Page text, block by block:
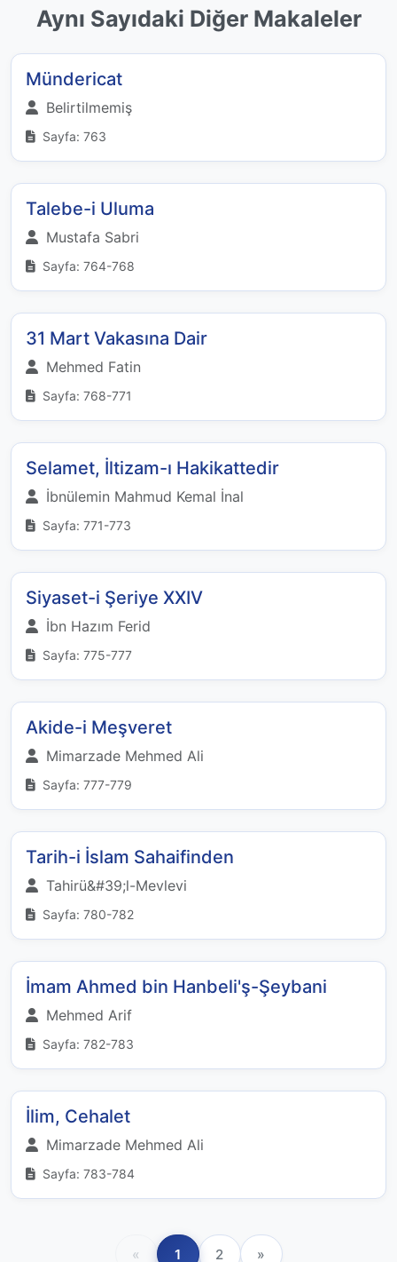
Aynı Sayıdaki Diğer Makaleler
Mündericat
Belirtilmemiş
Sayfa: 763
Talebe-i Uluma
Mustafa Sabri
Sayfa: 764-768
31 Mart Vakasına Dair
Mehmed Fatin
Sayfa: 768-771
Selamet, İltizam-ı Hakikattedir
İbnülemin Mahmud Kemal İnal
Sayfa: 771-773
Siyaset-i Şeriye XXIV
İbn Hazım Ferid
Sayfa: 775-777
Akide-i Meşveret
Mimarzade Mehmed Ali
Sayfa: 777-779
Tarih-i İslam Sahaifinden
Tahirü&#39;l-Mevlevi
Sayfa: 780-782
İmam Ahmed bin Hanbeli'ş-Şeybani
Mehmed Arif
Sayfa: 782-783
İlim, Cehalet
Mimarzade Mehmed Ali
Sayfa: 783-784
« 1 2 »